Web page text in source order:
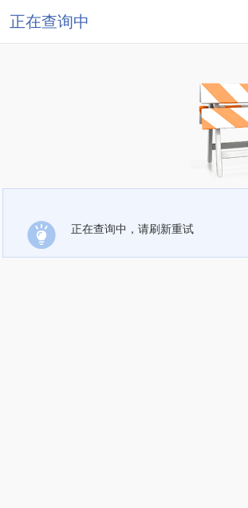
正在查询中
正在查询中，请刷新重试